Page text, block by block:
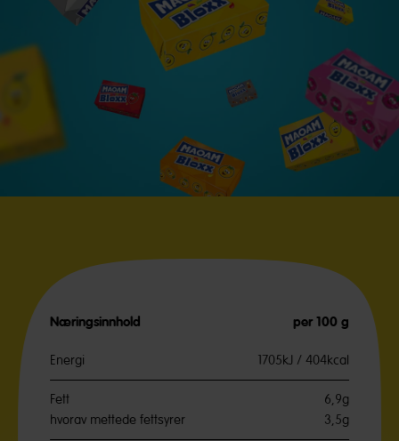
Næringsinnhold per 100 g
Energi 1705kJ / 404kcal
Fett
6,9g
hvorav mettede fettsyrer
3,5g